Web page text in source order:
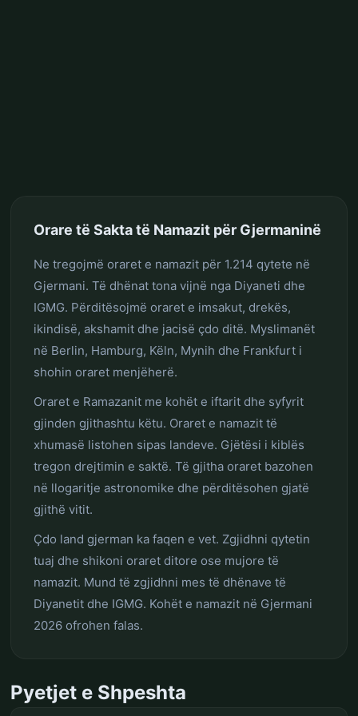
Orare të Sakta të Namazit për Gjermaninë
Ne tregojmë oraret e namazit për 1.214 qytete në
Gjermani. Të dhënat tona vijnë nga Diyaneti dhe
IGMG. Përditësojmë oraret e imsakut, drekës,
ikindisë, akshamit dhe jacisë çdo ditë. Myslimanët
në Berlin, Hamburg, Këln, Mynih dhe Frankfurt i
shohin oraret menjëherë.
Oraret e Ramazanit me kohët e iftarit dhe syfyrit
gjinden gjithashtu këtu. Oraret e namazit të
xhumasë listohen sipas landeve. Gjëtësi i kiblës
tregon drejtimin e saktë. Të gjitha oraret bazohen
në llogaritje astronomike dhe përditësohen gjatë
gjithë vitit.
Çdo land gjerman ka faqen e vet. Zgjidhni qytetin
tuaj dhe shikoni oraret ditore ose mujore të
namazit. Mund të zgjidhni mes të dhënave të
Diyanetit dhe IGMG. Kohët e namazit në Gjermani
2026 ofrohen falas.
Pyetjet e Shpeshta